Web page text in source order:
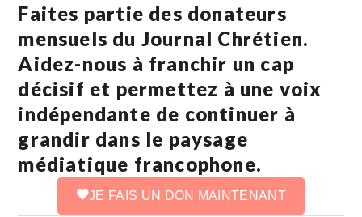
Faites partie des donateurs
mensuels du Journal Chrétien.
Aidez-nous à franchir un cap
décisif et permettez à une voix
indépendante de continuer à
grandir dans le paysage
médiatique francophone.
JE FAIS UN DON MAINTENANT